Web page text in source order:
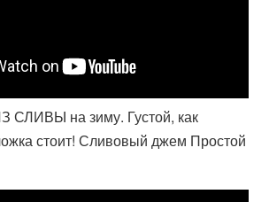
СЛИВЫ на зиму. Густой, как
стоит! Сливовый джем Простой